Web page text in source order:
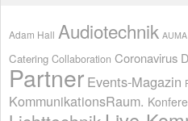
Adam Hall Audiotechnik AUMA
Catering Collaboration Coronavirus
Partner Events-Magazin
KommunikationsRaum.